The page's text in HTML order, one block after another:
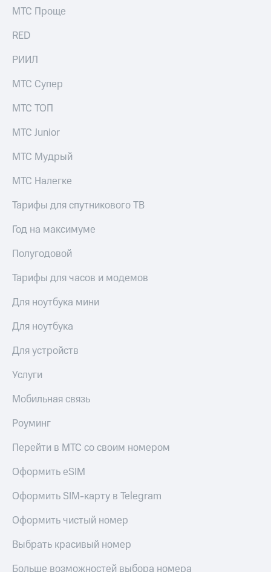
приобретения
облигаций
Описание
Уведомление
о
погашении
именных
Другое
Регистратор
Контакты
деловая этика
МТС Проще
RED
РИИЛ
МТС Супер
МТС ТОП
МТС Junior
МТС Мудрый
МТС Налегке
Тарифы для спутникового ТВ
Год на максимуме
Полугодовой
Тарифы для часов и модемов
Для ноутбука мини
Для ноутбука
Для устройств
Услуги
Мобильная связь
Роуминг
Перейти в МТС со своим номером
Оформить eSIM
Оформить SIM-карту в Telegram
Оформить чистый номер
Выбрать красивый номер
Больше возможностей выбора номера